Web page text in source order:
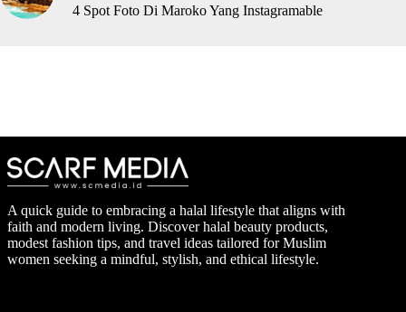
4 Spot Foto Di Maroko Yang Instagramable
A quick guide to embracing a halal lifestyle that aligns with
faith and modern living. Discover halal beauty products,
modest fashion tips, and travel ideas tailored for Muslim
women seeking a mindful, stylish, and ethical lifestyle.